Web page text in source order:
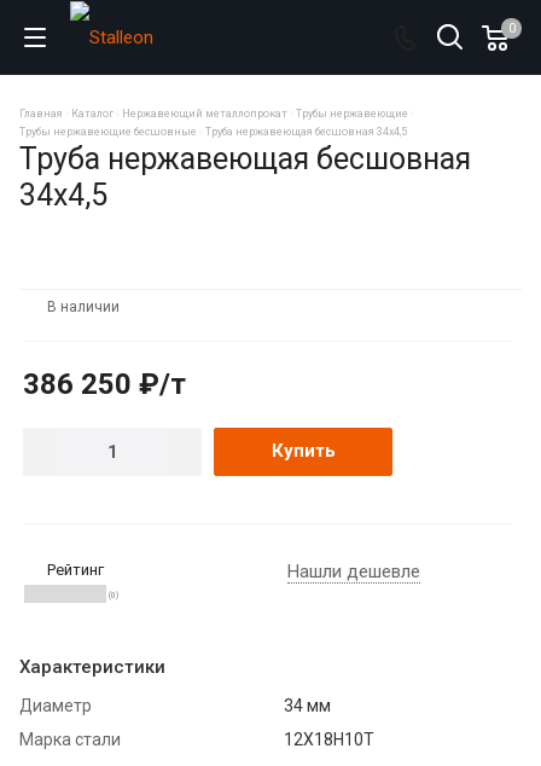
0
Главная Каталог Нержавеющий металлопрокат
Трубы нержавеющие
Трубы нержавеющие бесшовные
Труба нержавеющая бесшовная 34х4,5
Труба нержавеющая бесшовная
34х4,5
В наличии
386 250 ₽/т
Купить
Рейтинг
(0)
Нашли дешевле
Характеристики
Диаметр
34 мм
Марка стали
12Х18Н10Т